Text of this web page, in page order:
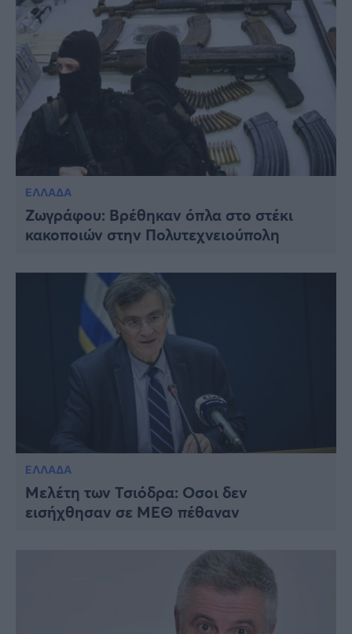
ΕΛΛΑΔΑ
Ζωγράφου: Βρέθηκαν όπλα στο στέκι
κακοποιών στην Πολυτεχνειούπολη
ΕΛΛΑΔΑ
Μελέτη των Τσιόδρα: Oσοι δεν
εισήχθησαν σε ΜΕΘ πέθαναν